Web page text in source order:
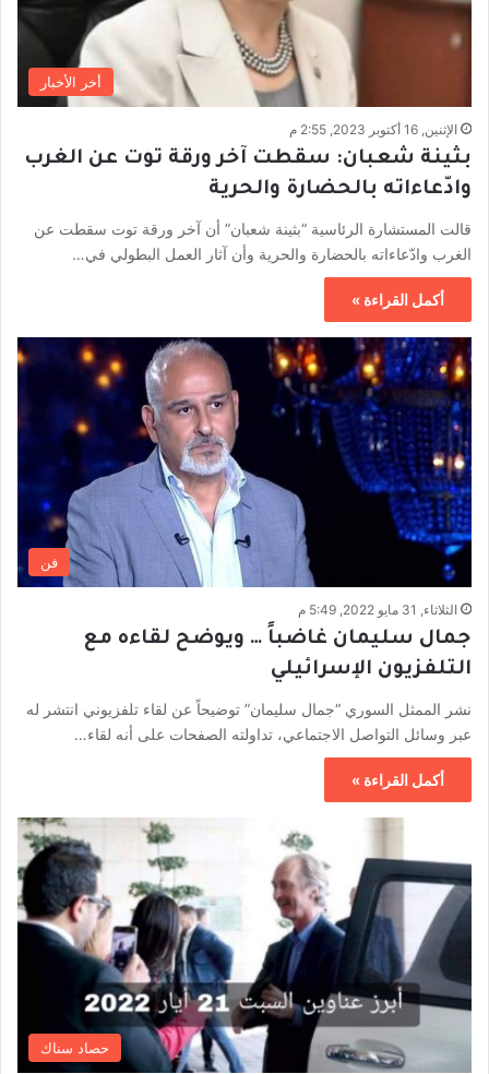
أخر الأخبار
الإثنين, 16 أكتوبر 2023, 2:55 م
بثينة شعبان: سقطت آخر ورقة توت عن الغرب
وادّعاءاته بالحضارة والحرية
قالت المستشارة الرئاسية “بثينة شعبان” أن آخر ورقة توت سقطت عن
الغرب وادّعاءاته بالحضارة والحرية وأن آثار العمل البطولي في…
أكمل القراءة »
فن
الثلاثاء, 31 مايو 2022, 5:49 م
جمال سليمان غاضباً … ويوضح لقاءه مع
التلفزيون الإسرائيلي
نشر الممثل السوري “جمال سليمان” توضيحاً عن لقاء تلفزيوني انتشر له
عبر وسائل التواصل الاجتماعي، تداولته الصفحات على أنه لقاء…
أكمل القراءة »
حصاد سناك